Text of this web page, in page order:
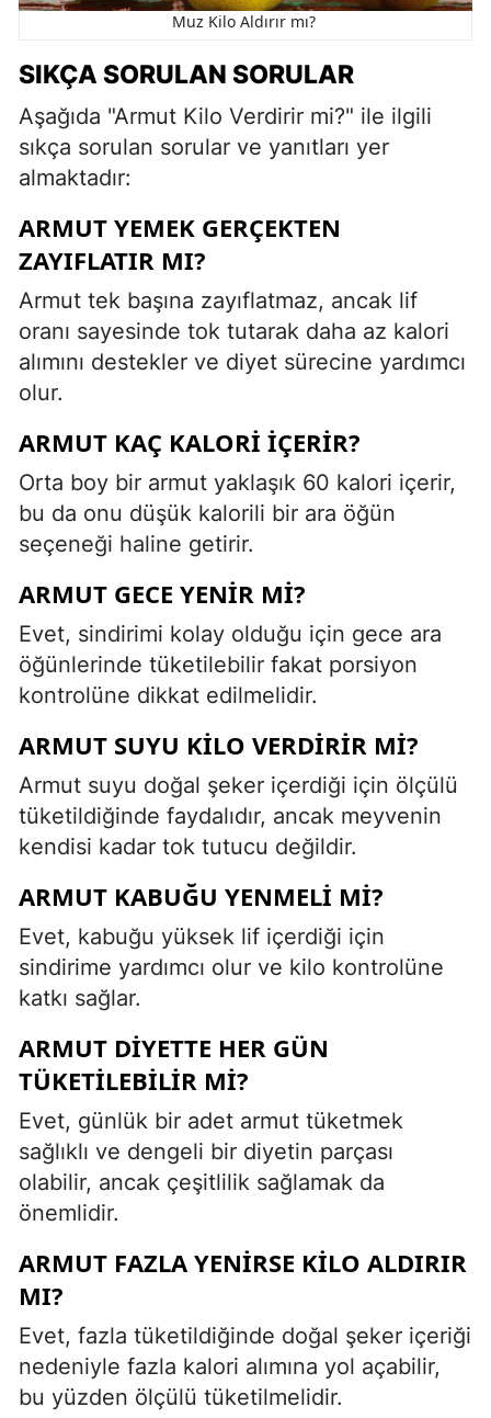
Muz Kilo Aldırır mı?
SIKÇA SORULAN SORULAR
Aşağıda "Armut Kilo Verdirir mi?" ile ilgili
sıkça sorulan sorular ve yanıtları yer
almaktadır:
ARMUT YEMEK GERÇEKTEN
ZAYIFLATIR MI?
Armut tek başına zayıflatmaz, ancak lif
oranı sayesinde tok tutarak daha az kalori
alımını destekler ve diyet sürecine yardımcı
olur.
ARMUT KAÇ KALORI IÇERIR?
Orta boy bir armut yaklaşık 60 kalori içerir,
bu da onu düşük kalorili bir ara öğün
seçeneği haline getirir.
ARMUT GECE YENIR MI?
Evet, sindirimi kolay olduğu için gece ara
öğünlerinde tüketilebilir fakat porsiyon
kontrolüne dikkat edilmelidir.
ARMUT SUYU KILO VERDIRIR MI?
Armut suyu doğal şeker içerdiği için ölçülü
tüketildiğinde faydalıdır, ancak meyvenin
kendisi kadar tok tutucu değildir.
ARMUT KABUĞU YENMELI MI?
Evet, kabuğu yüksek lif içerdiği için
sindirime yardımcı olur ve kilo kontrolüne
katkı sağlar.
ARMUT DIYETTE HER GÜN
TÜKETILEBILIR MI?
Evet, günlük bir adet armut tüketmek
sağlıklı ve dengeli bir diyetin parçası
olabilir, ancak çeşitlilik sağlamak da
önemlidir.
ARMUT FAZLA YENIRSE KILO ALDIRIR
MI?
Evet, fazla tüketildiğinde doğal şeker içeriği
nedeniyle fazla kalori alımına yol açabilir,
bu yüzden ölçülü tüketilmelidir.